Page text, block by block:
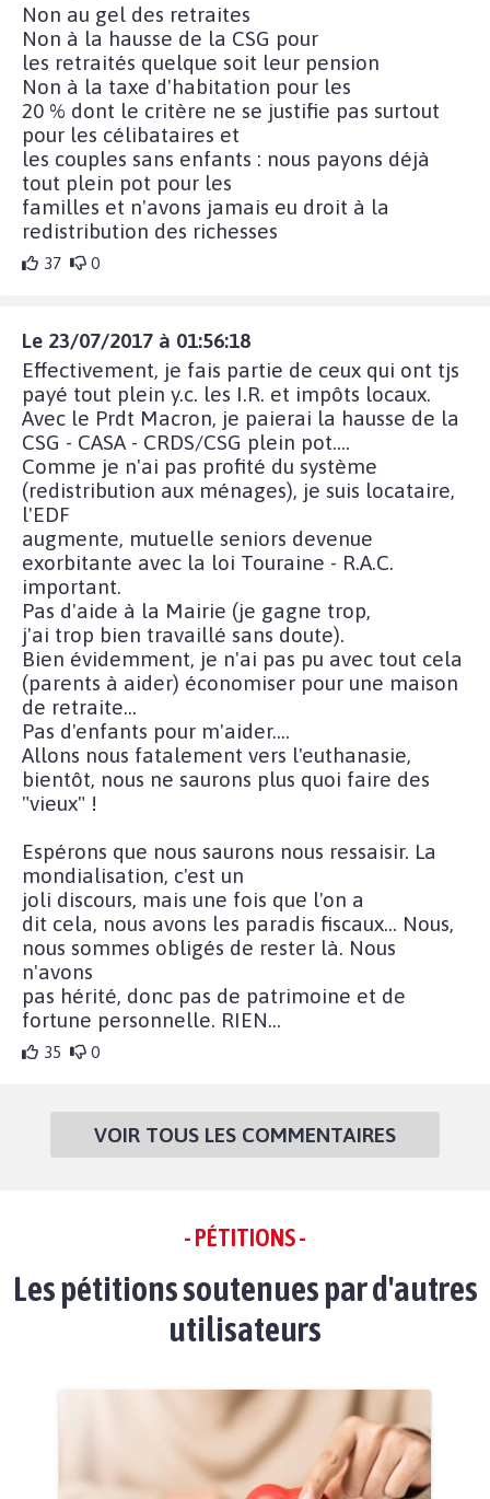
Non au gel des retraites
Non à la hausse de la CSG pour
les retraités quelque soit leur pension
Non à la taxe d'habitation pour les
20 % dont le critère ne se justifie pas surtout
pour les célibataires et
les couples sans enfants : nous payons déjà
tout plein pot pour les
familles et n'avons jamais eu droit à la
redistribution des richesses
37 0
Le 23/07/2017 à 01:56:18
Effectivement, je fais partie de ceux qui ont tjs
payé tout plein y.c. les I.R. et impôts locaux.
Avec le Prdt Macron, je paierai la hausse de la
CSG - CASA - CRDS/CSG plein pot....
Comme je n'ai pas profité du système
(redistribution aux ménages), je suis locataire,
l'EDF
augmente, mutuelle seniors devenue
exorbitante avec la loi Touraine - R.A.C.
important.
Pas d'aide à la Mairie (je gagne trop,
j'ai trop bien travaillé sans doute).
Bien évidemment, je n'ai pas pu avec tout cela
(parents à aider) économiser pour une maison
de retraite...
Pas d'enfants pour m'aider....
Allons nous fatalement vers l'euthanasie,
bientôt, nous ne saurons plus quoi faire des
"vieux" !
Espérons que nous saurons nous ressaisir. La
mondialisation, c'est un
joli discours, mais une fois que l'on a
dit cela, nous avons les paradis fiscaux... Nous,
nous sommes obligés de rester là. Nous
n'avons
pas hérité, donc pas de patrimoine et de
fortune personnelle. RIEN...
35 0
VOIR TOUS LES COMMENTAIRES
- PÉTITIONS -
Les pétitions soutenues par d'autres
utilisateurs